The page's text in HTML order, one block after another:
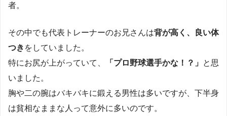
者。
その中でも代表トレーナーのお兄さんは背が高く、良い体
つき をしていました。
特にお尻が上がっていて、
「プロ野球選手かな！？」 と思
いました。
胸や二の腕はバキバキに鍛える男性は多いですが、下半身
は貧相なままな人って意外に多いのです。